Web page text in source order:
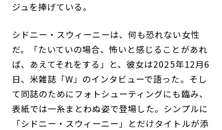
ジュを捧げている。
シドニー・スウィーニーは、何も恐れない女性
だ。「たいていの場合、怖いと感じることがあれ
ば、あえてそれをする」と、彼女は2025年12月6
日、米雑誌「W」のインタビューで語った。そし
て同誌のためにフォトシューティングにも臨み、
表紙では一糸まとわぬ姿で登場した。シンプルに
「シドニー・スウィーニー」とだけタイトルが添